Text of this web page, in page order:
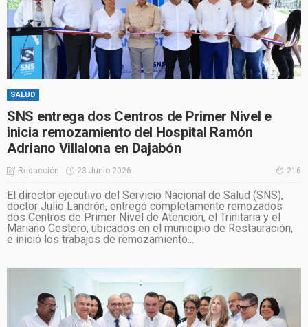
SALUD
SNS entrega dos Centros de Primer Nivel e
inicia remozamiento del Hospital Ramón
Adriano Villalona en Dajabón
Redacción 23 Junio 2026 216
El director ejecutivo del Servicio Nacional de Salud (SNS),
doctor Julio Landrón, entregó completamente remozados
dos Centros de Primer Nivel de Atención, el Trinitaria y el
Mariano Cestero, ubicados en el municipio de Restauración,
e inició los trabajos de remozamiento...